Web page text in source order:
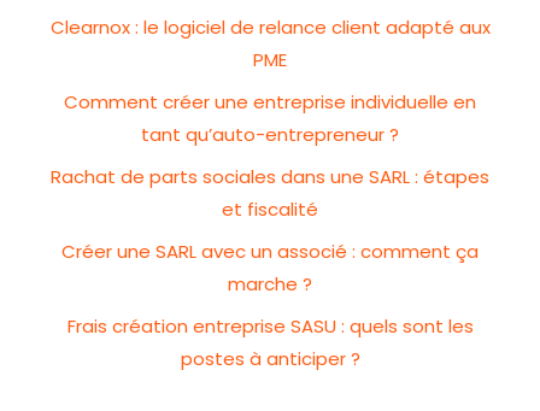
Clearnox : le logiciel de relance client adapté aux
PME
Comment créer une entreprise individuelle en
tant qu’auto-entrepreneur ?
Rachat de parts sociales dans une SARL : étapes
et fiscalité
Créer une SARL avec un associé : comment ça
marche ?
Frais création entreprise SASU : quels sont les
postes à anticiper ?